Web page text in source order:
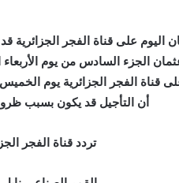
على قناة الفجر الجزائرية قد
قناة الفجر الجزائرية يوم
أن التأجيل قد يكون بسبب
تردد قناة الفجر